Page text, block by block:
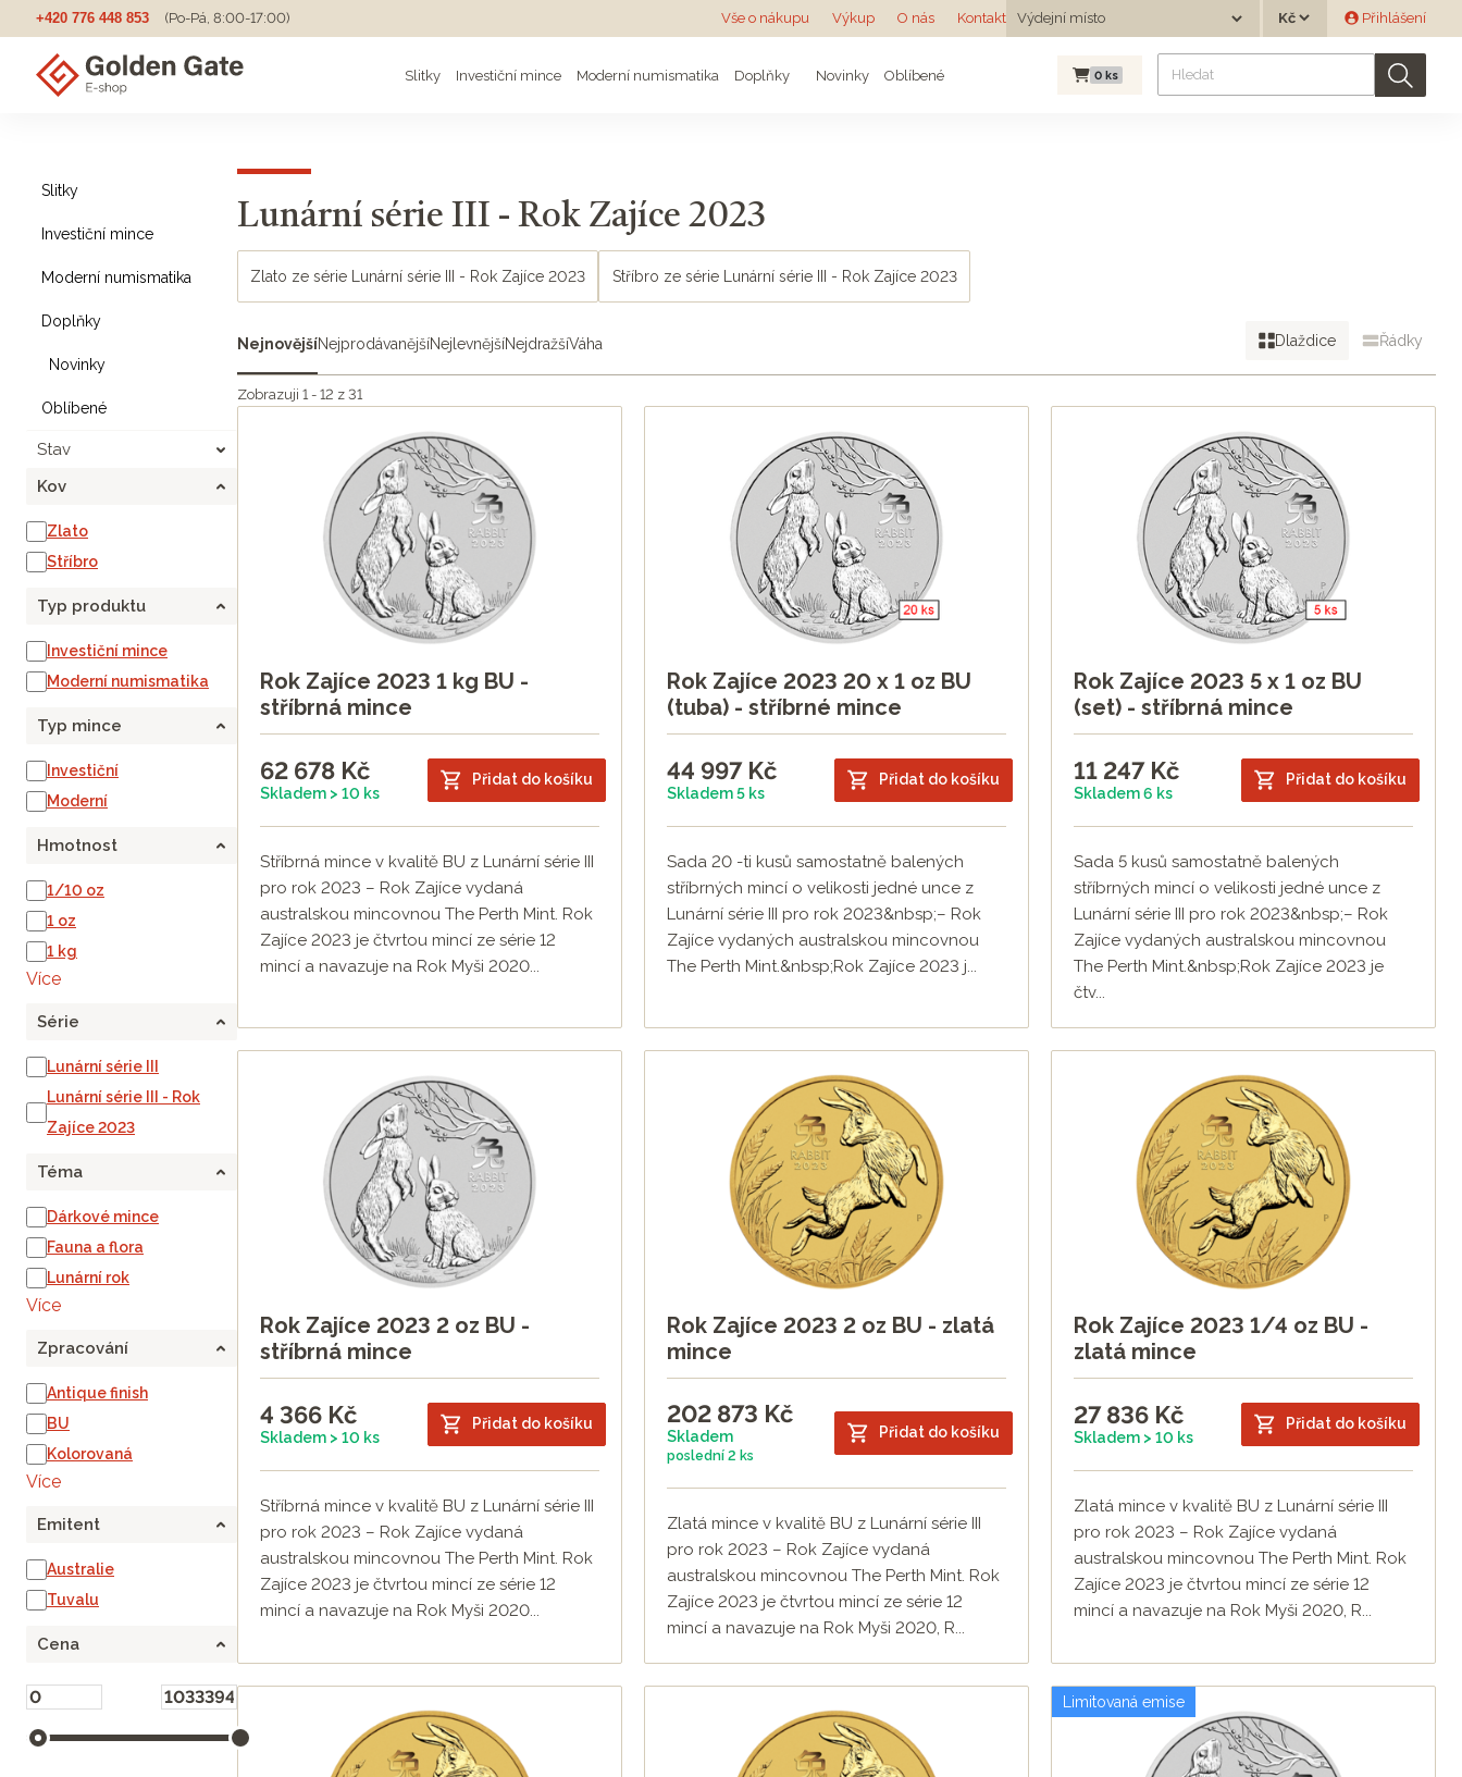
+420 776 448 853 (Po-Pá, 8:00-17:00) Vše o nákupu Výkup O nás Kontakt Výdejní místo
Výdejní místo
Měna Přihlášení
Slitky Investiční mince Moderní numismatika Doplňky Novinky Oblíbené 0 ks
Slitky
Investiční mince
Moderní numismatika
Doplňky
Novinky
Oblíbené
Stav
Kov
Zlato
Stříbro
Typ produktu
Investiční mince
Moderní numismatika
Typ mince
Investiční
Moderní
Hmotnost
1/10 oz
1 oz
1 kg
Více
Série
Lunární série III
Lunární série III - Rok
Zajíce 2023
Téma
Dárkové mince
Fauna a flora
Lunární rok
Více
Zpracování
Antique finish
BU
Kolorovaná
Více
Emitent
Australie
Tuvalu
Cena
Lunární série III - Rok Zajíce 2023
Zlato ze série Lunární série III - Rok Zajíce 2023 Stříbro ze série Lunární série III - Rok Zajíce 2023
NejnovějšíNejprodávanějšíNejlevnějšíNejdražšíVáha Dlaždice Řádky
Zobrazuji 1 - 12 z 31
Rok Zajíce 2023 1 kg BU -
stříbrná mince
62 678 Kč
Skladem > 10 ks
Přidat do košíku
Stříbrná mince v kvalitě BU z Lunární série III
pro rok 2023 – Rok Zajíce vydaná
australskou mincovnou The Perth Mint. Rok
Zajíce 2023 je čtvrtou mincí ze série 12
mincí a navazuje na Rok Myši 2020...
Rok Zajíce 2023 20 x 1 oz BU
(tuba) - stříbrné mince
44 997 Kč
Skladem 5 ks
Přidat do košíku
Sada 20 -ti kusů samostatně balených
stříbrných mincí o velikosti jedné unce z
Lunární série III pro rok 2023&nbsp;– Rok
Zajíce vydaných australskou mincovnou
The Perth Mint.&nbsp;Rok Zajíce 2023 j...
Rok Zajíce 2023 5 x 1 oz BU
(set) - stříbrná mince
11 247 Kč
Skladem 6 ks
Přidat do košíku
Sada 5 kusů samostatně balených
stříbrných mincí o velikosti jedné unce z
Lunární série III pro rok 2023&nbsp;– Rok
Zajíce vydaných australskou mincovnou
The Perth Mint.&nbsp;Rok Zajíce 2023 je
čtv...
Rok Zajíce 2023 2 oz BU -
stříbrná mince
4 366 Kč
Skladem > 10 ks
Přidat do košíku
Stříbrná mince v kvalitě BU z Lunární série III
pro rok 2023 – Rok Zajíce vydaná
australskou mincovnou The Perth Mint. Rok
Zajíce 2023 je čtvrtou mincí ze série 12
mincí a navazuje na Rok Myši 2020...
Rok Zajíce 2023 2 oz BU - zlatá
mince
202 873 Kč
Skladem
poslední 2 ks
Přidat do košíku
Zlatá mince v kvalitě BU z Lunární série III
pro rok 2023 – Rok Zajíce vydaná
australskou mincovnou The Perth Mint. Rok
Zajíce 2023 je čtvrtou mincí ze série 12
mincí a navazuje na Rok Myši 2020, R...
Rok Zajíce 2023 1/4 oz BU -
zlatá mince
27 836 Kč
Skladem > 10 ks
Přidat do košíku
Zlatá mince v kvalitě BU z Lunární série III
pro rok 2023 – Rok Zajíce vydaná
australskou mincovnou The Perth Mint. Rok
Zajíce 2023 je čtvrtou mincí ze série 12
mincí a navazuje na Rok Myši 2020, R...
Limitovaná emise